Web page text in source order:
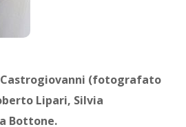
(fotografato
Lipari, Silvia
Bottone.